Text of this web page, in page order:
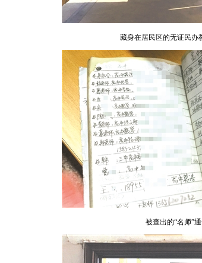
藏身在居民区的无证民办
被查出的“名师”